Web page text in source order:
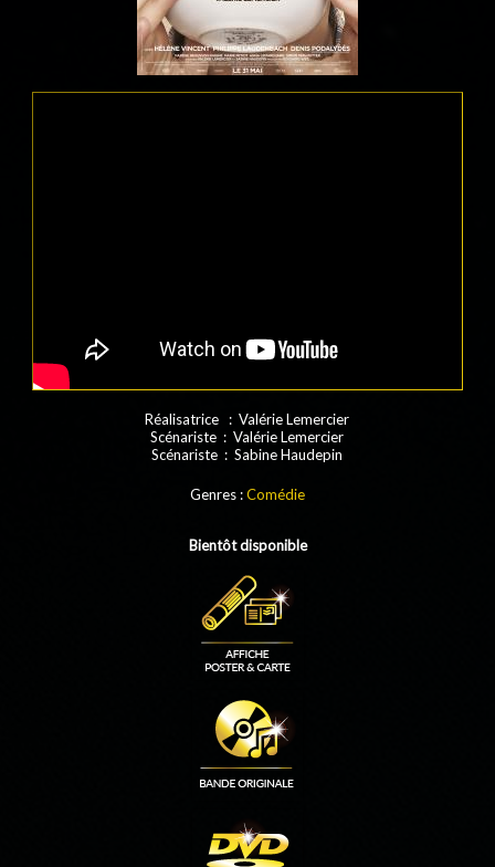
Réalisatrice : Valérie Lemercier
Scénariste : Valérie Lemercier
Scénariste : Sabine Haudepin
Genres :Comédie
Bientôt disponible